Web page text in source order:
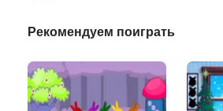
Рекомендуем поиграть